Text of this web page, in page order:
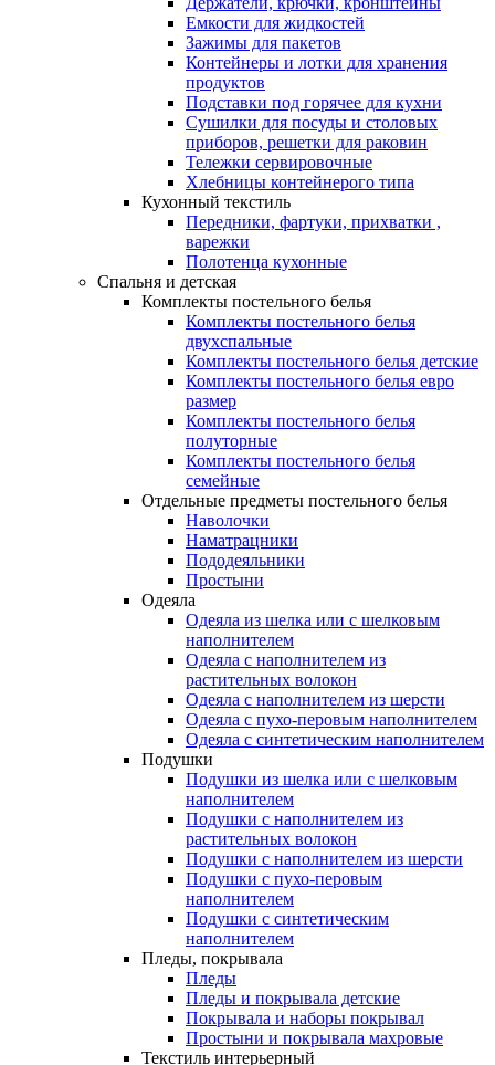
Емкости для жидкостей
Зажимы для пакетов
Контейнеры и лотки для хранения
продуктов
Подставки под горячее для кухни
Сушилки для посуды и столовых
приборов, решетки для раковин
Тележки сервировочные
Хлебницы контейнерого типа
Кухонный текстиль
Передники, фартуки, прихватки ,
варежки
Полотенца кухонные
Спальня и детская
Комплекты постельного белья
Комплекты постельного белья
двухспальные
Комплекты постельного белья детские
Комплекты постельного белья евро
размер
Комплекты постельного белья
полуторные
Комплекты постельного белья
семейные
Отдельные предметы постельного белья
Наволочки
Наматрацники
Пододеяльники
Простыни
Одеяла
Одеяла из шелка или с шелковым
наполнителем
Одеяла с наполнителем из
растительных волокон
Одеяла с наполнителем из шерсти
Одеяла с пухо-перовым наполнителем
Одеяла с синтетическим наполнителем
Подушки
Подушки из шелка или с шелковым
наполнителем
Подушки с наполнителем из
растительных волокон
Подушки с наполнителем из шерсти
Подушки с пухо-перовым
наполнителем
Подушки с синтетическим
наполнителем
Пледы, покрывала
Пледы
Пледы и покрывала детские
Покрывала и наборы покрывал
Простыни и покрывала махровые
Текстиль интерьерный